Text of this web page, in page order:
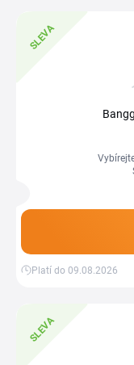
SLEVA
Platí do 09.08.2026
SLEVA